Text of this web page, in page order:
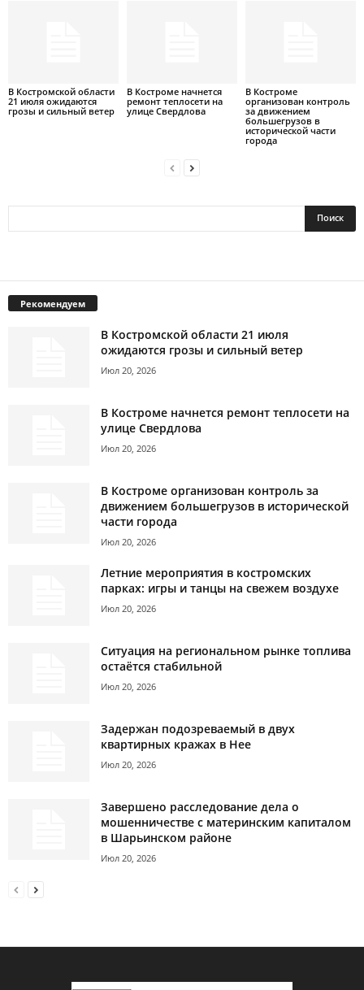
В Костромской области
21 июля ожидаются
грозы и сильный ветер
В Костроме начнется
ремонт теплосети на
улице Свердлова
В Костроме
организован контроль
за движением
большегрузов в
исторической части
города
Рекомендуем
В Костромской области 21 июля
ожидаются грозы и сильный ветер
Июл 20, 2026
В Костроме начнется ремонт теплосети на
улице Свердлова
Июл 20, 2026
В Костроме организован контроль за
движением большегрузов в исторической
части города
Июл 20, 2026
Летние мероприятия в костромских
парках: игры и танцы на свежем воздухе
Июл 20, 2026
Ситуация на региональном рынке топлива
остаётся стабильной
Июл 20, 2026
Задержан подозреваемый в двух
квартирных кражах в Нее
Июл 20, 2026
Завершено расследование дела о
мошенничестве с материнским капиталом
в Шарьинском районе
Июл 20, 2026